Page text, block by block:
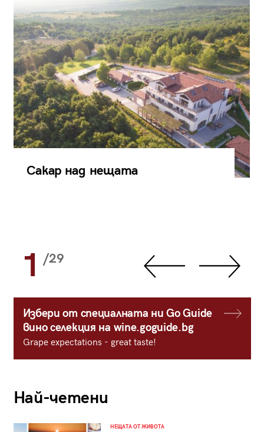
Сакар над нещата
1 /29
Избери от специалната ни Go Guide
вино селекция на wine.goguide.bg
Grape expectations - great taste!
Най-четени
НЕЩАТА ОТ ЖИВОТА